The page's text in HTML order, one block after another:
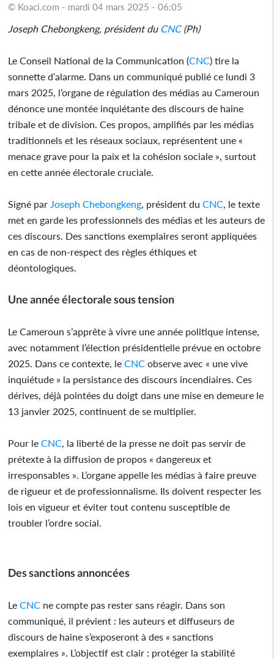
© Koaci.com - mardi 04 mars 2025 - 06:05
Joseph Chebongkeng, président du CNC(Ph)
Le Conseil National de la Communication (CNC) tire la
sonnette d’alarme. Dans un communiqué publié ce lundi 3
mars 2025, l’organe de régulation des médias au Cameroun
dénonce une montée inquiétante des discours de haine
tribale et de division. Ces propos, amplifiés par les médias
traditionnels et les réseaux sociaux, représentent une «
menace grave pour la paix et la cohésion sociale », surtout
en cette année électorale cruciale.
Signé par Joseph Chebongkeng , président duCNC , le texte
met en garde les professionnels des médias et les auteurs de
ces discours. Des sanctions exemplaires seront appliquées
en cas de non-respect des règles éthiques et
déontologiques.
Une année électorale sous tension
Le Cameroun s’apprête à vivre une année politique intense,
avec notamment l’élection présidentielle prévue en octobre
2025. Dans ce contexte, leCNC observe avec « une vive
inquiétude » la persistance des discours incendiaires. Ces
dérives, déjà pointées du doigt dans une mise en demeure le
13 janvier 2025, continuent de se multiplier.
Pour leCNC , la liberté de la presse ne doit pas servir de
prétexte à la diffusion de propos « dangereux et
irresponsables ». L’organe appelle les médias à faire preuve
de rigueur et de professionnalisme. Ils doivent respecter les
lois en vigueur et éviter tout contenu susceptible de
troubler l’ordre social.
Des sanctions annoncées
LeCNC ne compte pas rester sans réagir. Dans son
communiqué, il prévient : les auteurs et diffuseurs de
discours de haine s’exposeront à des « sanctions
exemplaires ». L’objectif est clair : protéger la stabilité